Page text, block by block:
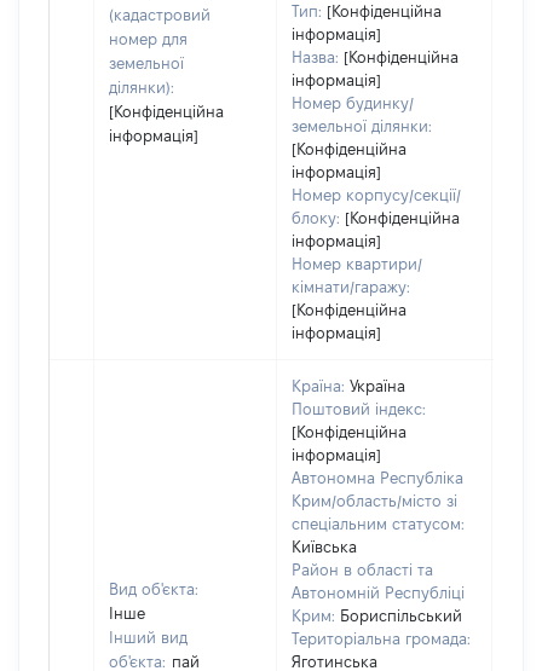
(кадастровий
номер для
земельної
ділянки):
[Конфіденційна
інформація]
Тип: [Конфіденційна
інформація]
Назва: [Конфіденційна
інформація]
Номер будинку/
земельної ділянки:
[Конфіденційна
інформація]
Номер корпусу/секції/
блоку: [Конфіденційна
інформація]
Номер квартири/
кімнати/гаражу:
[Конфіденційна
інформація]
Вид об'єкта:
Інше
Інший вид
об'єкта: пай
Країна: Україна
Поштовий індекс:
[Конфіденційна
інформація]
Автономна Республіка
Крим/область/місто зі
спеціальним статусом:
Київська
Район в області та
Автономній Республіці
Крим: Бориспільський
Територіальна громада:
Яготинська